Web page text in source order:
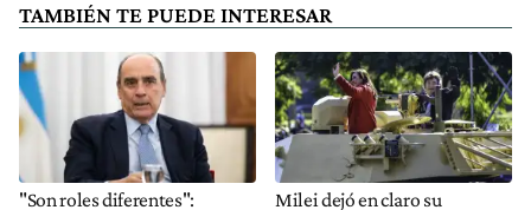
TAMBIÉN TE PUEDE INTERESAR
"Son roles diferentes":
Milei dejó en claro su